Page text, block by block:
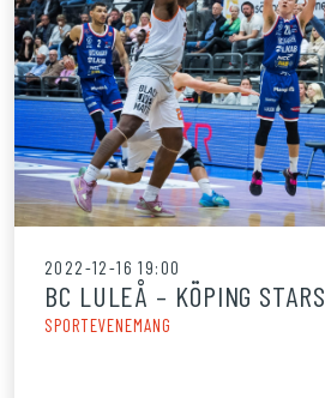
2022-12-16 19:00
BC LULEÅ – KÖPING STARS
SPORTEVENEMANG